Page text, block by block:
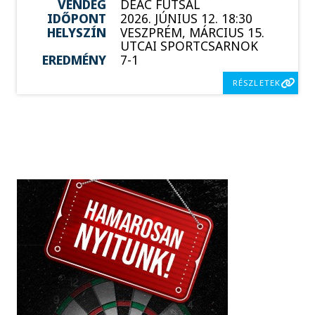
VENDÉG
DEAC FUTSAL
IDŐPONT
2026. JÚNIUS 12. 18:30
HELYSZÍN
VESZPRÉM, MÁRCIUS 15.
UTCAI SPORTCSARNOK
EREDMÉNY
7-1
RÉSZLETEK